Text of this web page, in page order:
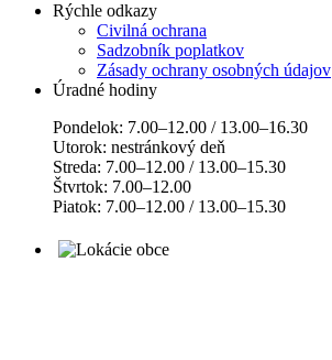
Rýchle odkazy
Civilná ochrana
Sadzobník poplatkov
Zásady ochrany osobných údajov
Úradné hodiny
Pondelok: 7.00–12.00 / 13.00–16.30
Utorok: nestránkový deň
Streda: 7.00–12.00 / 13.00–15.30
Štvrtok: 7.00–12.00
Piatok: 7.00–12.00 / 13.00–15.30